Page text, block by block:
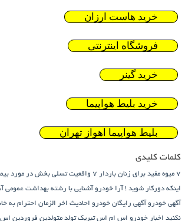
خرید هاست ارزان
فروشگاه اینترنتی
خرید گینر
خرید بلیط هواپیما
بلیط هواپیما اهواز تهران
کلمات کلیدی
7 میوه مفید برای زنان باردار 7 واقعیت تسلی بخش در مورد بیماری سرطان
اینکه دورکار شوید ! آرا خودرو آشنایی با رشته بهداشت عمومی
آگهی خودرو آگهی رایگان خودرو احادیث اخر الزمان احترام به
نکنید اخبار خودرو اس ام اس تبریک تولد متولدین فروردین اس